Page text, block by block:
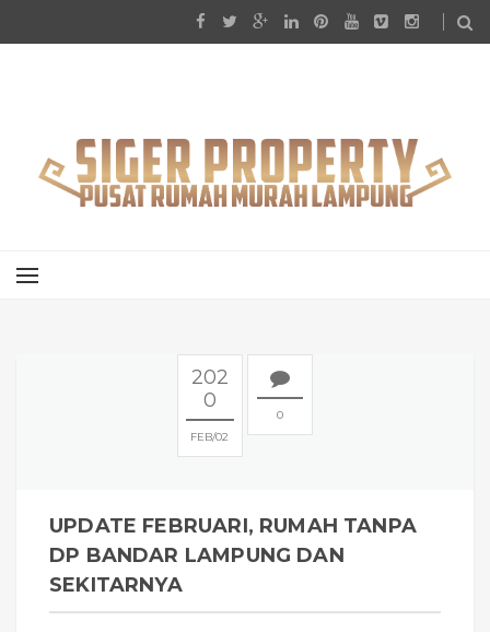
202
0
FEB 02
0
UPDATE FEBRUARI, RUMAH TANPA
DP BANDAR LAMPUNG DAN
SEKITARNYA